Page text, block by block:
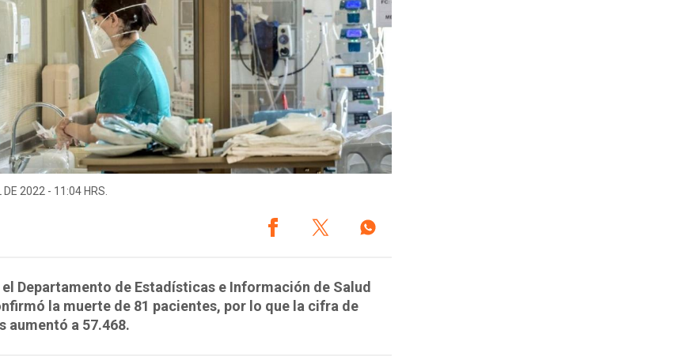
DE 2022 - 11:04 HRS.
Departamento de Estadísticas e Información de Salud
la muerte de 81 pacientes, por lo que la cifra de
aumentó a 57.468.